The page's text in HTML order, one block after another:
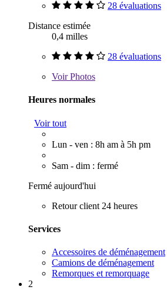
28 évaluations
Distance estimée
0,4 milles
28 évaluations
VoirPhotos
Heures normales
Voir tout
Lun - ven : 8h am à 5h pm
Sam - dim : fermé
Fermé aujourd'hui
Retour client 24 heures
Services
Accessoires de déménagement
Camions de déménagement
Remorques et remorquage
2